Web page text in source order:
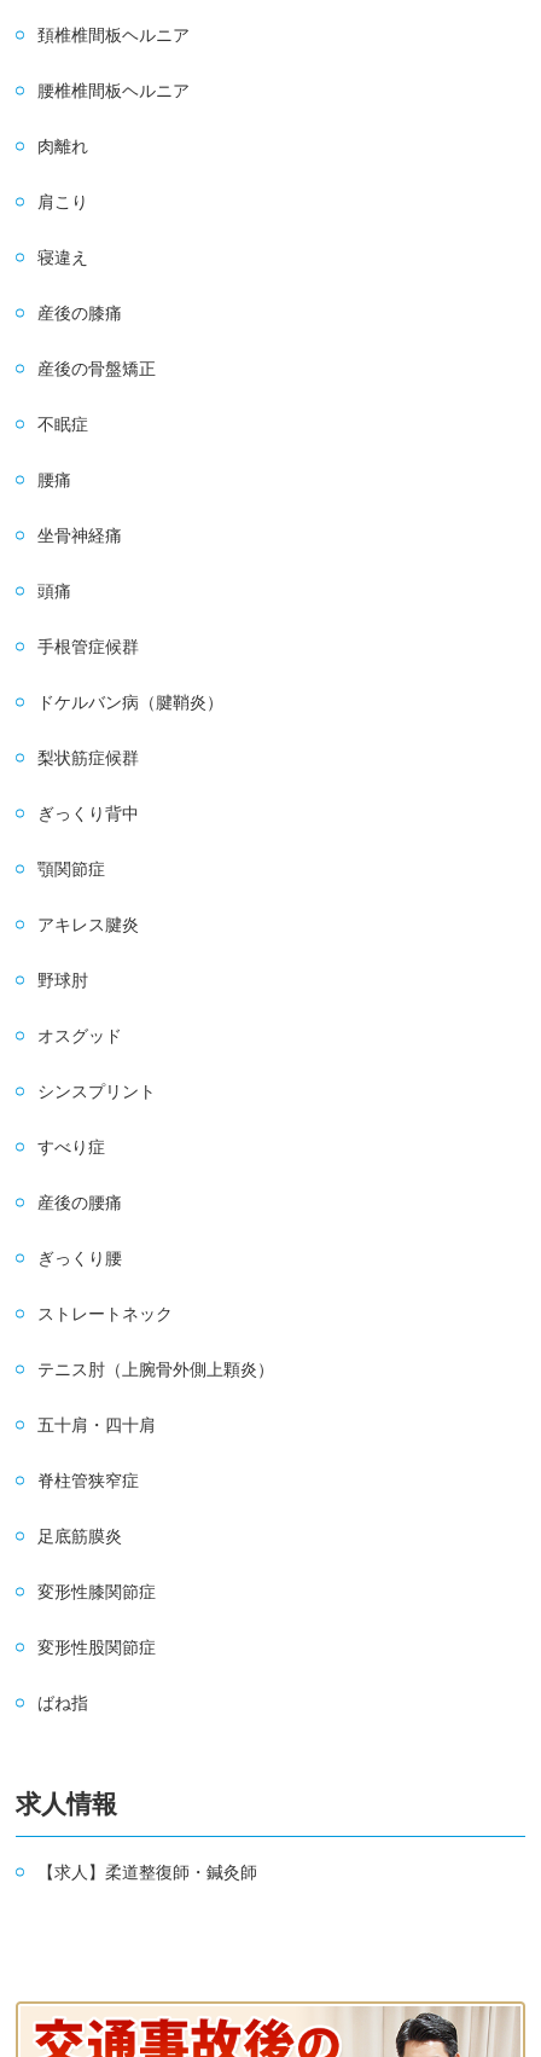
頚椎椎間板ヘルニア
腰椎椎間板ヘルニア
肉離れ
肩こり
寝違え
産後の膝痛
産後の骨盤矯正
不眠症
腰痛
坐骨神経痛
頭痛
手根管症候群
ドケルバン病（腱鞘炎）
梨状筋症候群
ぎっくり背中
顎関節症
アキレス腱炎
野球肘
オスグッド
シンスプリント
すべり症
産後の腰痛
ぎっくり腰
ストレートネック
テニス肘（上腕骨外側上顆炎）
五十肩・四十肩
脊柱管狭窄症
足底筋膜炎
変形性膝関節症
変形性股関節症
ばね指
求人情報
【求人】柔道整復師・鍼灸師